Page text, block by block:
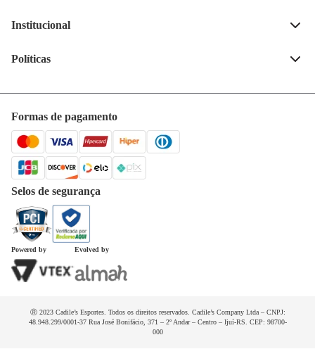
Centro, Ijui - RS
Institucional
Horários de atendimento
Trabalhe conosco
Políticas
Trocas e devoluções
Dúvidas frequentes
Formas de pagamento
Selos de segurança
Powered by Evolved by
Ⓡ 2023 Cadile’s Esportes. Todos os direitos reservados. Cadile’s Company Ltda – CNPJ:
48.948.299/0001-37 Rua José Bonifácio, 371 – 2º Andar – Centro – Ijuí-RS. CEP: 98700-
000